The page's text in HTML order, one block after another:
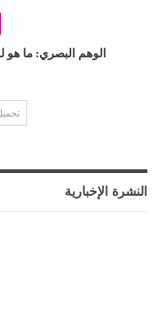
الوهم البصري: ما
النشرة الإخبارية